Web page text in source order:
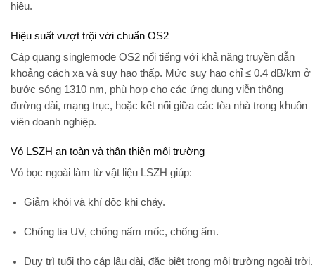
hiệu.
Hiệu suất vượt trội với chuẩn OS2
Cáp quang singlemode OS2 nổi tiếng với khả năng truyền dẫn
khoảng cách xa và suy hao thấp. Mức suy hao chỉ ≤ 0.4 dB/km ở
bước sóng 1310 nm, phù hợp cho các ứng dụng viễn thông
đường dài, mạng trục, hoặc kết nối giữa các tòa nhà trong khuôn
viên doanh nghiệp.
Vỏ LSZH an toàn và thân thiện môi trường
Vỏ bọc ngoài làm từ vật liệu LSZH giúp:
Giảm khói và khí độc khi cháy.
Chống tia UV, chống nấm mốc, chống ẩm.
Duy trì tuổi thọ cáp lâu dài, đặc biệt trong môi trường ngoài trời.